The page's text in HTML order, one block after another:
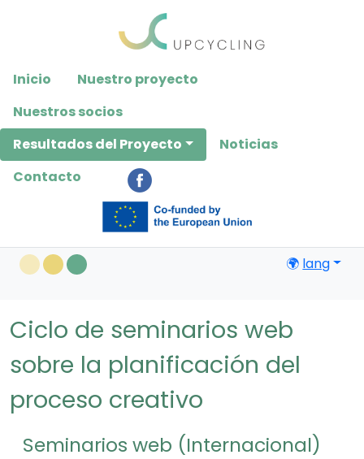
includes
an
accessibility
system.
Inicio
Nuestro proyecto
Nuestros socios
Resultados del Proyecto
Noticias
Contacto
🌍 lang
Ciclo de seminarios web
sobre la planificación del
proceso creativo
Seminarios web (Internacional)